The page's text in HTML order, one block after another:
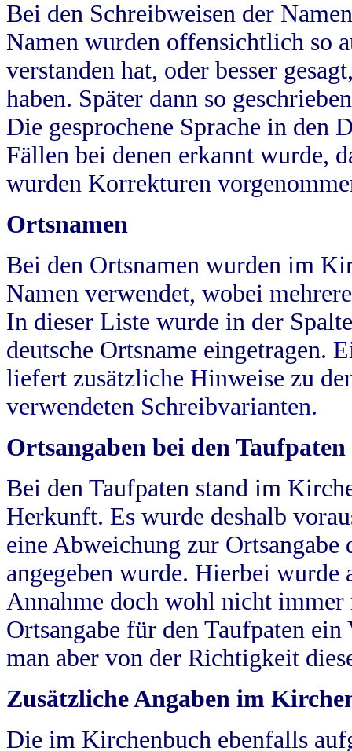
Bei den Schreibweisen der
Namen wurden offensichtlich so
verstanden hat, oder besser
haben. Später dann so
Die gesprochene Sprache in
Fällen bei denen erkannt wurde,
wurden Korrekturen
Ortsnamen
Bei den Ortsnamen wurden im
Namen verwendet, wobei
In dieser Liste wurde in der
deutsche Ortsname eingetragen.
liefert zusätzliche Hinweise zu
verwendeten Schreibvarianten.
Ortsangaben bei den Taufpaten
Bei den Taufpaten stand im
Herkunft. Es wurde deshalb
eine Abweichung zur
angegeben wurde. Hierbei wurde
Annahme doch wohl nicht
Ortsangabe für den Taufpaten
man aber von der Richtigkeit
Zusätzliche Angaben im
Die im Kirchenbuch ebenfalls